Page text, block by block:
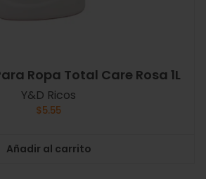
Ropa Total Care Rosa 1L
Y&D Ricos
$5.55
Añadir al carrito